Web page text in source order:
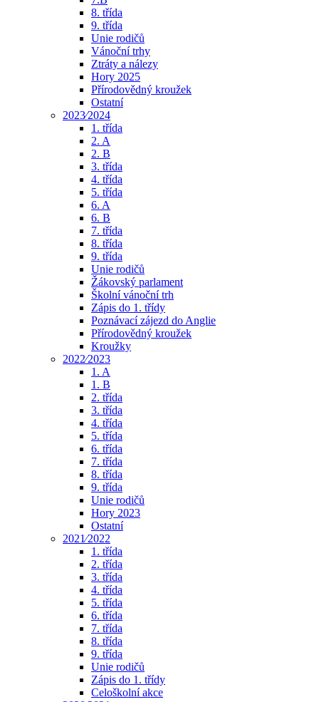
8. třída
9. třída
Unie rodičů
Vánoční trhy
Ztráty a nálezy
Hory 2025
Přírodovědný kroužek
Ostatní
2023⁄2024
1. třída
2. A
2. B
3. třída
4. třída
5. třída
6. A
6. B
7. třída
8. třída
9. třída
Unie rodičů
Žákovský parlament
Školní vánoční trh
Zápis do 1. třídy
Poznávací zájezd do Anglie
Přírodovědný kroužek
Kroužky
2022⁄2023
1. A
1. B
2. třída
3. třída
4. třída
5. třída
6. třída
7. třída
8. třída
9. třída
Unie rodičů
Hory 2023
Ostatní
2021⁄2022
1. třída
2. třída
3. třída
4. třída
5. třída
6. třída
7. třída
8. třída
9. třída
Unie rodičů
Zápis do 1. třídy
Celoškolní akce